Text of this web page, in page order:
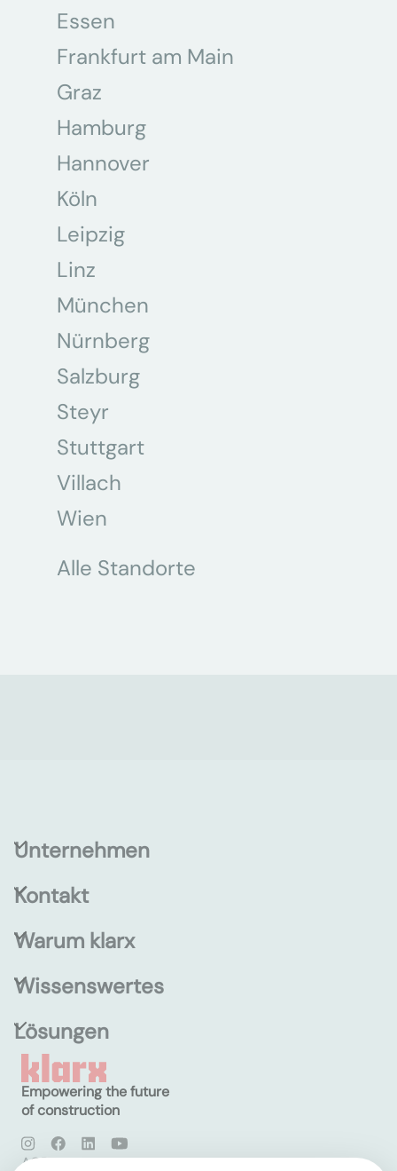
Essen
Frankfurt am Main
Graz
Hamburg
Hannover
Köln
Leipzig
Linz
München
Nürnberg
Salzburg
Steyr
Stuttgart
Villach
Wien
Alle Standorte
Unternehmen
Kontakt
Warum klarx
Wissenswertes
Lösungen
Empowering the future
of construction
AGB